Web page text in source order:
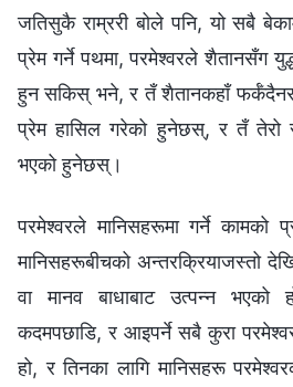
जतिसुकै राम्ररी बोले पनि, यो सबै
प्रेम गर्ने पथमा, परमेश्‍वरले शैतानसँग
हुन सकिस् भने, र तँ शैतानकहाँ
प्रेम हासिल गरेको हुनेछस्, र तँ तेरो
भएको हुनेछस्।
परमेश्‍वरले मानिसहरूमा गर्ने कामको
मानिसहरूबीचको अन्तरक्रियाजस्तो
वा मानव बाधाबाट उत्पन्न
कदमपछाडि, र आइपर्ने सबै कुरा
हो, र तिनका लागि मानिसहरू